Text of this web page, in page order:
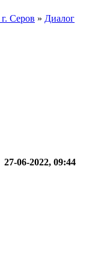
Серов » Диалог
27-06-2022, 09:44